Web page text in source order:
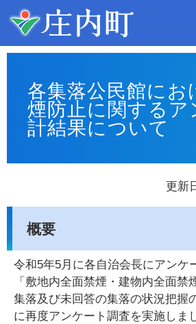
このページの本文へ
各集落公民館にお
煙防止に関するア
計結果について
更新
概要
令和5年5月に各自治会長にアンケ
「敷地内全面禁煙・建物内全面禁
集落及び未回答の集落の状況把握
に再度アンケート調査を実施しま